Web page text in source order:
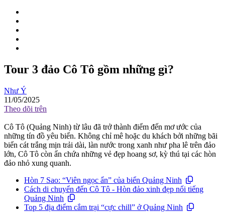
Tour 3 đảo Cô Tô gồm những gì?
Như Ý
11/05/2025
Theo dõi trên
Cô Tô (Quảng Ninh) từ lâu đã trở thành điểm đến mơ ước của
những tín đồ yêu biển. Không chỉ mê hoặc du khách bởi những bãi
biển cát trắng mịn trải dài, làn nước trong xanh như pha lê trên đảo
lớn, Cô Tô còn ẩn chứa những vẻ đẹp hoang sơ, kỳ thú tại các hòn
đảo nhỏ xung quanh.
Hòn 7 Sao: “Viên ngọc ẩn” của biển Quảng Ninh
Cách di chuyển đến Cô Tô - Hòn đảo xinh đẹp nổi tiếng
Quảng Ninh
Top 5 địa điểm cắm trại “cực chill” ở Quảng Ninh